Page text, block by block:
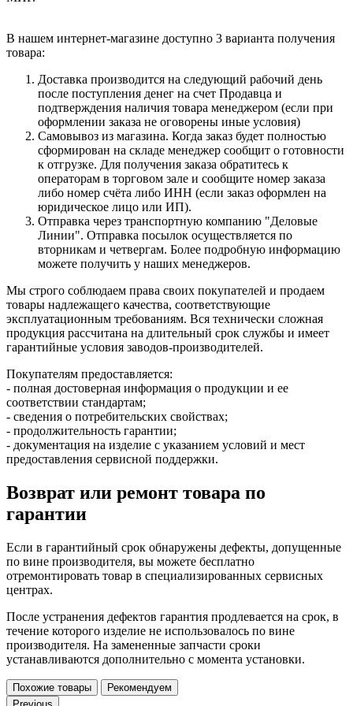
В нашем интернет-магазине доступно 3 варианта получения
товара:
Доставка производится на следующий рабочий день
после поступления денег на счет Продавца и
подтверждения наличия товара менеджером (если при
оформлении заказа не оговорены иные условия)
Самовывоз из магазина. Когда заказ будет полностью
сформирован на складе менеджер сообщит о готовности
к отгрузке. Для получения заказа обратитесь к
операторам в торговом зале и сообщите номер заказа
либо номер счёта либо ИНН (если заказ оформлен на
юридическое лицо или ИП).
Отправка через транспортную компанию "Деловые
Линии". Отправка посылок осуществляется по
вторникам и четвергам. Более подробную информацию
можете получить у наших менеджеров.
Мы строго соблюдаем права своих покупателей и продаем
товары надлежащего качества, соответствующие
эксплуатационным требованиям. Вся технически сложная
продукция рассчитана на длительный срок службы и имеет
гарантийные условия заводов-производителей.
Покупателям предоставляется:
- полная достоверная информация о продукции и ее
соответствии стандартам;
- сведения о потребительских свойствах;
- продолжительность гарантии;
- документация на изделие с указанием условий и мест
предоставления сервисной поддержки.
Возврат или ремонт товара по
гарантии
Если в гарантийный срок обнаружены дефекты, допущенные
по вине производителя, вы можете бесплатно
отремонтировать товар в специализированных сервисных
центрах.
После устранения дефектов гарантия продлевается на срок, в
течение которого изделие не использовалось по вине
производителя. На замененные запчасти сроки
устанавливаются дополнительно с момента установки.
Похожие товары
Рекомендуем